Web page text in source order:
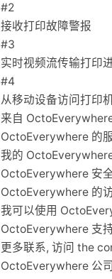
#2
接收打印故障警报
#3
实时视频流传输打印
#4
从移动设备访问打印
来自
OctoEverywhere 的
我的
OctoEverywhere 安
OctoEverywhere 的
我可以使用
OctoEverywhere 支
更多联系, 访问 the
OctoEverywhere 公